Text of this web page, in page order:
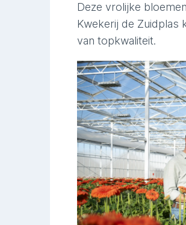
Deze vrolijke
Kwekerij de Zuidplas
van topkwaliteit.